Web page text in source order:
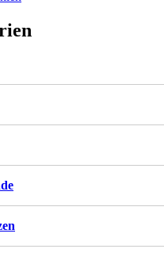
weist
mehrere
Die
auf
gewählt